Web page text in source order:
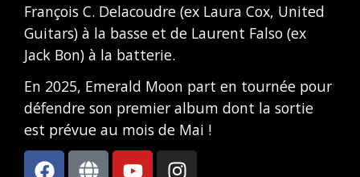
François C. Delacoudre (ex Laura Cox, United
Guitars) à la basse et de Laurent Falso (ex
Jack Bon) à la batterie.
En 2025, Emerald Moon part en tournée pour
défendre son premier album dont la sortie
est prévue au mois de Mai !
F G Y I